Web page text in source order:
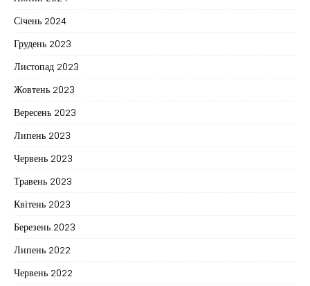
Січень 2024
Грудень 2023
Листопад 2023
Жовтень 2023
Вересень 2023
Липень 2023
Червень 2023
Травень 2023
Квітень 2023
Березень 2023
Липень 2022
Червень 2022